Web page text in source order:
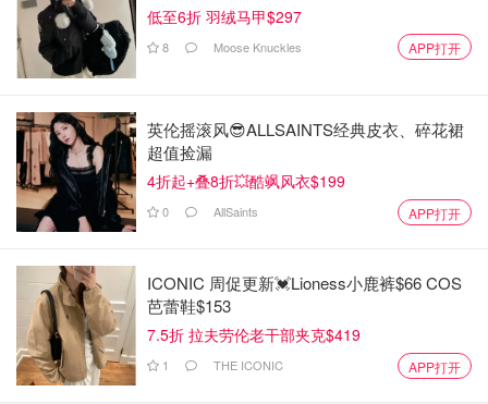
低至6折 羽绒马甲$297
8 Moose Knuckles APP打开
英伦摇滚风😎ALLSAINTS经典皮衣、碎花裙
超值捡漏
4折起+叠8折💥酷飒风衣$199
0 AllSaints APP打开
ICONIC 周促更新💓Lioness小鹿裤$66 COS
芭蕾鞋$153
7.5折 拉夫劳伦老干部夹克$419
1 THE ICONIC APP打开